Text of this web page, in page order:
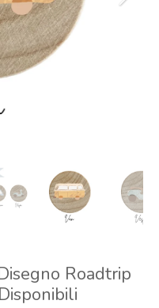
Roadtrip